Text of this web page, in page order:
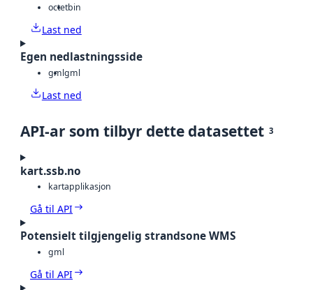
octetbin
Last ned
Egen nedlastningsside
gmlgml
Last ned
API-ar som tilbyr dette datasettet 3
kart.ssb.no
kartapplikasjon
Gå til API
Potensielt tilgjengelig strandsone WMS
gml
Gå til API